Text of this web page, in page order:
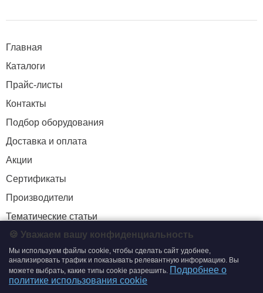
Главная
Каталоги
Прайс-листы
Контакты
Подбор оборудования
Доставка и оплата
Акции
Сертификаты
Производители
Тематические статьи
+7 (495) 204-19-33
zakaz@smtrading.ru
🍪 Уважаем вашу конфиденциальность
Мы используем файлы cookie, чтобы сделать сайт удобнее,
анализировать трафик и показывать релевантную информацию. Вы
можете выбрать, какие типы cookie разрешить. Подробнее о
политике использования cookie